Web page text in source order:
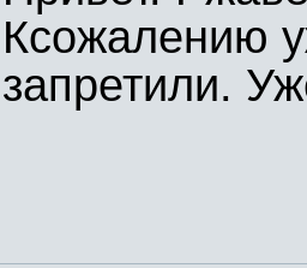
Ксожалению
запретили.